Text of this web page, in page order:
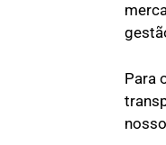
Para